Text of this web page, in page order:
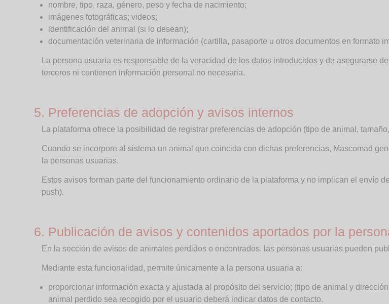
nombre, tipo, raza, género, peso y fecha de nacimiento;
imágenes fotográficas; videos;
identificación del animal (si lo desean);
documentación veterinaria de información (cartilla, pasaporte u otros documentos en formato
La persona usuaria es responsable de la veracidad de los datos introducidos y de asegurarse
terceros ni contienen información personal no necesaria.
5. Preferencias de adopción y avisos internos
La plataforma ofrece la posibilidad de registrar preferencias de adopción (tipo de animal,
Cuando se incorpore al sistema un animal que coincida con dichas preferencias, Mascomad
la personas usuarias.
Estos avisos forman parte del funcionamiento ordinario de la plataforma y no implican el envío
push).
6. Publicación de avisos y contenidos aportados por la
En la sección de avisos de animales perdidos o encontrados, las personas usuarias pueden
Mediante esta funcionalidad, permite únicamente a la persona usuaria a:
proporcionar información exacta y ajustada al propósito del servicio; (tipo de animal y
animal perdido sea recogido por el usuario deberá indicar datos de contacto.